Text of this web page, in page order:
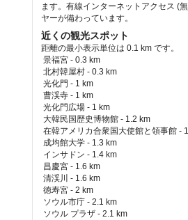
ます。有線インターネットアクセス (
ヤーが備わっています。
近くの観光スポット
距離の最小表示単位は 0.1 km です。
景福宮 - 0.3 km
北村韓屋村 - 0.3 km
光化門 - 1 km
曹渓寺 - 1 km
光化門広場 - 1 km
大韓民国歴史博物館 - 1.2 km
在韓アメリカ合衆国大使館と領事館 -
成均館大学 - 1.3 km
インサドン - 1.4 km
昌慶宮 - 1.6 km
清渓川 - 1.6 km
徳寿宮 - 2 km
ソウル市庁 - 2.1 km
ソウル プラザ - 2.1 km